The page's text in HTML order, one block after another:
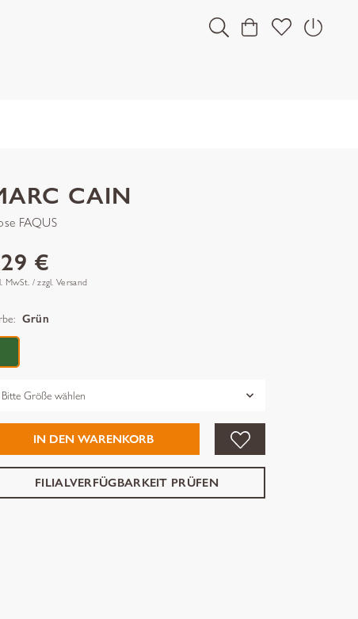
CAIN
FAQUS
€
MwSt. / zzgl. Versand
Grün
IN DEN WARENKORB
FILIALVERFÜGBARKEIT PRÜFEN